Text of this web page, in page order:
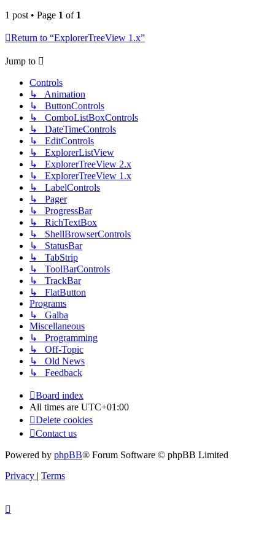
1 post • Page 1 of 1
Return to “ExplorerTreeView 1.x”
Jump to
Controls
↳ Animation
↳ ButtonControls
↳ ComboListBoxControls
↳ DateTimeControls
↳ EditControls
↳ ExplorerListView
↳ ExplorerTreeView 2.x
↳ ExplorerTreeView 1.x
↳ LabelControls
↳ Pager
↳ ProgressBar
↳ RichTextBox
↳ ShellBrowserControls
↳ StatusBar
↳ TabStrip
↳ ToolBarControls
↳ TrackBar
↳ FlatButton
Programs
↳ Galba
Miscellaneous
↳ Programming
↳ Off-Topic
↳ Old News
↳ Feedback
Board index
All times are UTC+01:00
Delete cookies
Contact us
Powered by phpBB® Forum Software © phpBB Limited
Privacy | Terms